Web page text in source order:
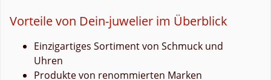
Vorteile von Dein-juwelier im Überblick
Einzigartiges Sortiment von Schmuck und
Uhren
Produkte von renommierten Marken